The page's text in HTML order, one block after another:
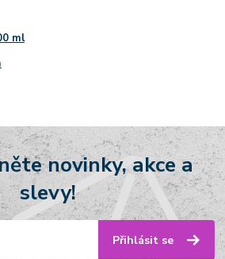
ml
novinky, akce a
slevy!
Přihlásit se